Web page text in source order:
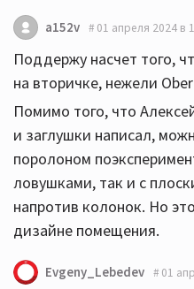
a152v 01 апреля 2024 в
Поддержу насчет того,
на вторичке, нежели
Помимо того, что
и заглушки написал,
поролоном
ловушками, так и с
напротив колонок. Но
дизайне помещения.
Evgeny_Lebedev 01